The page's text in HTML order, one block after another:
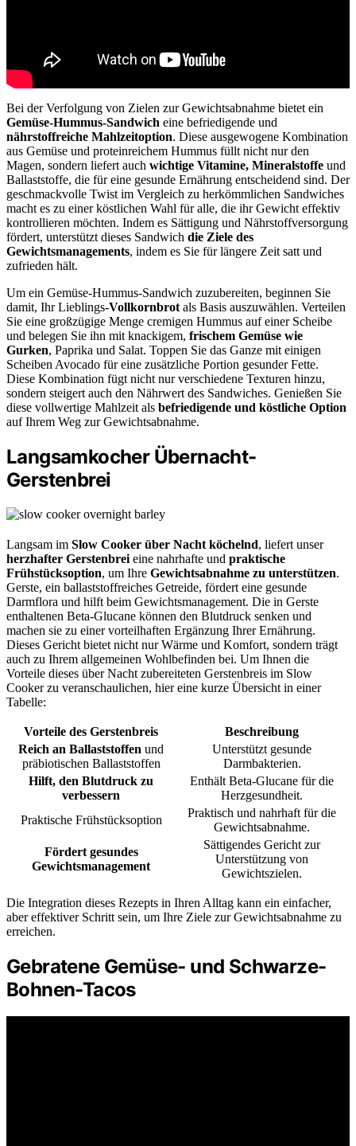
Bei der Verfolgung von Zielen zur Gewichtsabnahme bietet ein
Gemüse-Hummus-Sandwich eine befriedigende und
nährstoffreiche Mahlzeitoption. Diese ausgewogene Kombination
aus Gemüse und proteinreichem Hummus füllt nicht nur den
Magen, sondern liefert auch wichtige Vitamine, Mineralstoffe und
Ballaststoffe, die für eine gesunde Ernährung entscheidend sind. Der
geschmackvolle Twist im Vergleich zu herkömmlichen Sandwiches
macht es zu einer köstlichen Wahl für alle, die ihr Gewicht effektiv
kontrollieren möchten. Indem es Sättigung und Nährstoffversorgung
fördert, unterstützt dieses Sandwich die Ziele des
Gewichtsmanagements, indem es Sie für längere Zeit satt und
zufrieden hält.
Um ein Gemüse-Hummus-Sandwich zuzubereiten, beginnen Sie
damit, Ihr Lieblings-Vollkornbrot als Basis auszuwählen. Verteilen
Sie eine großzügige Menge cremigen Hummus auf einer Scheibe
und belegen Sie ihn mit knackigem, frischem Gemüse wie
Gurken, Paprika und Salat. Toppen Sie das Ganze mit einigen
Scheiben Avocado für eine zusätzliche Portion gesunder Fette.
Diese Kombination fügt nicht nur verschiedene Texturen hinzu,
sondern steigert auch den Nährwert des Sandwiches. Genießen Sie
diese vollwertige Mahlzeit als befriedigende und köstliche Option
auf Ihrem Weg zur Gewichtsabnahme.
Langsamkocher Übernacht-
Gerstenbrei
Langsam im Slow Cooker über Nacht köchelnd, liefert unser
herzhafter Gerstenbrei eine nahrhafte und praktische
Frühstücksoption, um Ihre Gewichtsabnahme zu unterstützen.
Gerste, ein ballaststoffreiches Getreide, fördert eine gesunde
Darmflora und hilft beim Gewichtsmanagement. Die in Gerste
enthaltenen Beta-Glucane können den Blutdruck senken und
machen sie zu einer vorteilhaften Ergänzung Ihrer Ernährung.
Dieses Gericht bietet nicht nur Wärme und Komfort, sondern trägt
auch zu Ihrem allgemeinen Wohlbefinden bei. Um Ihnen die
Vorteile dieses über Nacht zubereiteten Gerstenbreis im Slow
Cooker zu veranschaulichen, hier eine kurze Übersicht in einer
Tabelle:
Vorteile des Gerstenbreis
Beschreibung
Reich an Ballaststoffen und
präbiotischen Ballaststoffen
Unterstützt gesunde
Darmbakterien.
Hilft, den Blutdruck zu
verbessern
Enthält Beta-Glucane für die
Herzgesundheit.
Praktische Frühstücksoption
Praktisch und nahrhaft für die
Gewichtsabnahme.
Fördert gesundes
Gewichtsmanagement
Sättigendes Gericht zur
Unterstützung von
Gewichtszielen.
Die Integration dieses Rezepts in Ihren Alltag kann ein einfacher,
aber effektiver Schritt sein, um Ihre Ziele zur Gewichtsabnahme zu
erreichen.
Gebratene Gemüse- und Schwarze-
Bohnen-Tacos